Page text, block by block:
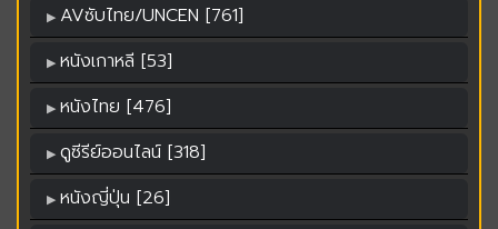
AVซับไทย/UNCEN [761]
หนังเกาหลี [53]
หนังไทย [476]
ดูซีรีย์ออนไลน์ [318]
หนังญี่ปุ่น [26]